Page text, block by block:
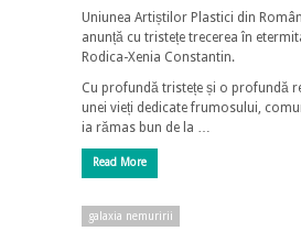
Uniunea Artiștilor Plastici din
anunță cu tristețe trecerea în
Rodica-Xenia Constantin.
Cu profundă tristețe și o profundă
unei vieți dedicate frumosului,
ia rămas bun de la …
Read More
galaxia nemuririi